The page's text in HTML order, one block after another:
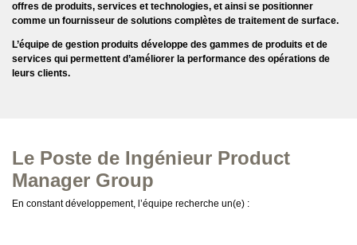
offres de produits, services et technologies, et ainsi se positionner
comme un fournisseur de solutions complètes de traitement de surface.
L’équipe de gestion produits développe des gammes de produits et de
services qui permettent d’améliorer la performance des opérations de
leurs clients.
Le Poste de Ingénieur Product
Manager Group
En constant développement, l’équipe recherche un(e) :